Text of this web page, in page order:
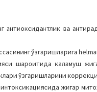
антиоксидантлик ва
ўзгаришларига
шароитида каламуш
ўзгаришларини
жигар